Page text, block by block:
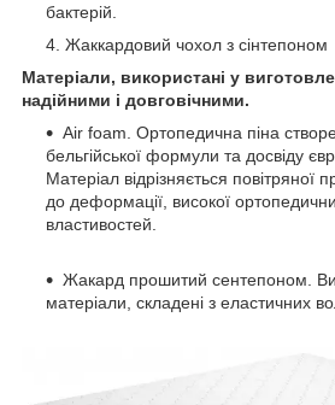
бактерій.
Жаккардовий чохол з сінтепоном
Матеріали, використані у
надійними і довговічними.
Air foam. Ортопедична піна
бельгійської формули та досвіду
Матеріал відрізняється повітряної
до деформації, високої
властивостей.
Жакард прошитий сентепоном.
матеріали, складені з еластичних